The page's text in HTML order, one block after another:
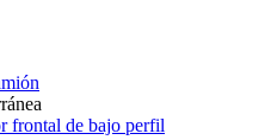
frontal de bajo perfil